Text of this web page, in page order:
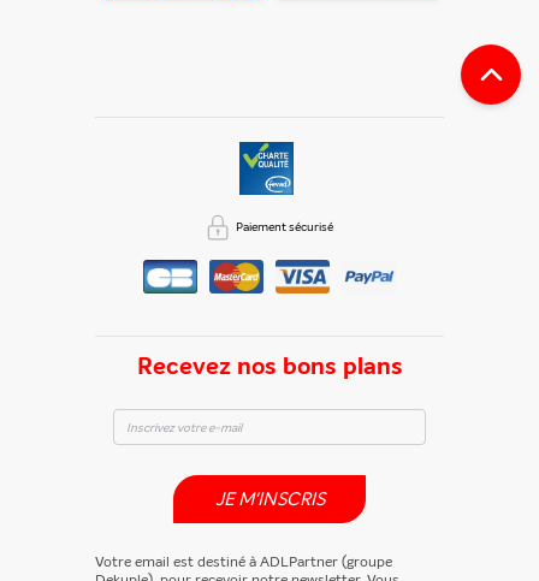
Recevez nos bons plans
JE M'INSCRIS
Votre email est destiné à ADLPartner (groupe
Paiement sécurisé